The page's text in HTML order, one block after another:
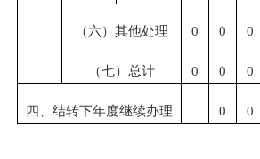
（六）其他处理 0 0 0
（七）总计 0 0 0
四、结转下年度继续办理 0 0